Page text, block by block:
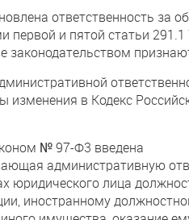
ответственность за
первой и пятой статьи
законодательством
изменения в Кодекс
№ 97-Ф3 введена
административную
юридического лица
иностранному